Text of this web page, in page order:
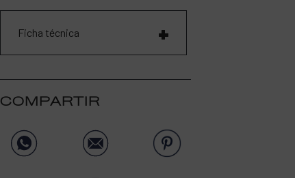
Ficha técnica
COMPARTIR